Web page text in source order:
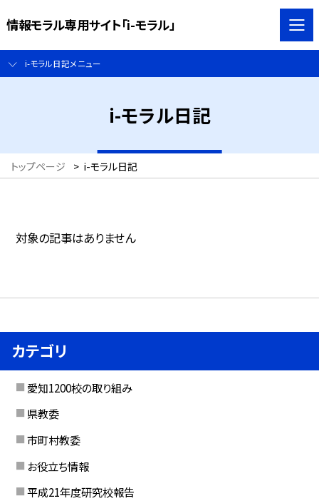
情報モラル専用サイト「i-モラル」
i-モラル日記メニュー
i-モラル日記
トップページ > i-モラル日記
対象の記事はありません
カテゴリ
愛知1200校の取り組み
県教委
市町村教委
お役立ち情報
平成21年度研究校報告